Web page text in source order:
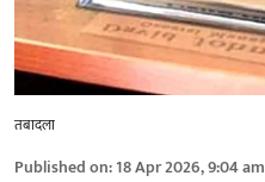
तबादला
Published on:18 Apr 2026, 9:04 am